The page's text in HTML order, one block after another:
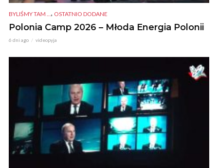
BYLIŚMY TAM ... , OSTATNIO DODANE
Polonia Camp 2026 – Młoda Energia Polonii
6 dni ago videopyja